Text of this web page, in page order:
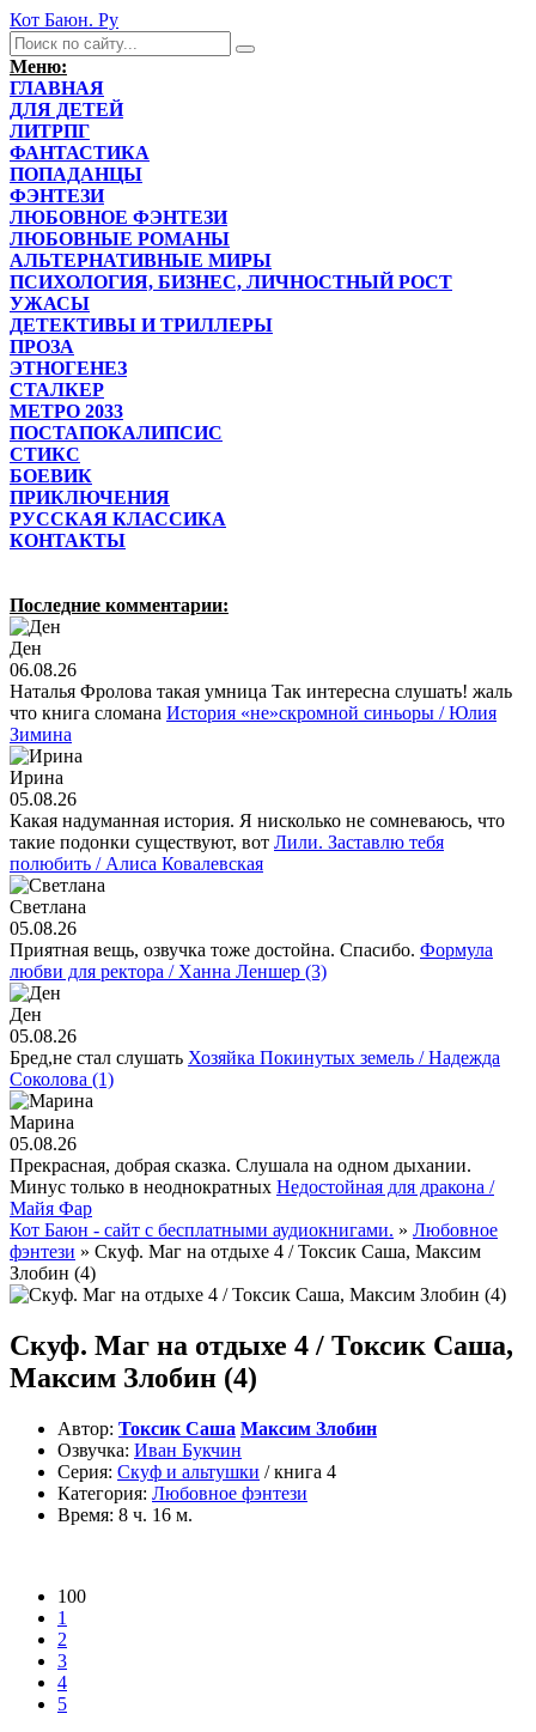
Кот Баюн. Ру
Меню:
ГЛАВНАЯ
ДЛЯ ДЕТЕЙ
ЛИТРПГ
ФАНТАСТИКА
ПОПАДАНЦЫ
ФЭНТЕЗИ
ЛЮБОВНОЕ ФЭНТЕЗИ
ЛЮБОВНЫЕ РОМАНЫ
АЛЬТЕРНАТИВНЫЕ МИРЫ
ПСИХОЛОГИЯ, БИЗНЕС, ЛИЧНОСТНЫЙ РОСТ
УЖАСЫ
ДЕТЕКТИВЫ И ТРИЛЛЕРЫ
ПРОЗА
ЭТНОГЕНЕЗ
СТАЛКЕР
МЕТРО 2033
ПОСТАПОКАЛИПСИС
СТИКС
БОЕВИК
ПРИКЛЮЧЕНИЯ
РУССКАЯ КЛАССИКА
КОНТАКТЫ
Последние комментарии:
Ден
06.08.26
Наталья Фролова такая умница Так интересна слушать! жаль
что книга сломана История «не»скромной синьоры / Юлия
Зимина
Ирина
05.08.26
Какая надуманная история. Я нисколько не сомневаюсь, что
такие подонки существуют, вот Лили. Заставлю тебя
полюбить / Алиса Ковалевская
Светлана
05.08.26
Приятная вещь, озвучка тоже достойна. Спасибо. Формула
любви для ректора / Ханна Леншер (3)
Ден
05.08.26
Бред,не стал слушать Хозяйка Покинутых земель / Надежда
Соколова (1)
Марина
05.08.26
Прекрасная, добрая сказка. Слушала на одном дыхании.
Минус только в неоднократных Недостойная для дракона /
Майя Фар
Кот Баюн - сайт с бесплатными аудиокнигами. » Любовное
фэнтези » Скуф. Маг на отдыхе 4 / Токсик Саша, Максим
Злобин (4)
Скуф. Маг на отдыхе 4 / Токсик Саша,
Максим Злобин (4)
Автор: Токсик Саша Максим Злобин
Озвучка: Иван Букчин
Серия: Скуф и альтушки / книга 4
Категория: Любовное фэнтези
Время: 8 ч. 16 м.
100
1
2
3
4
5